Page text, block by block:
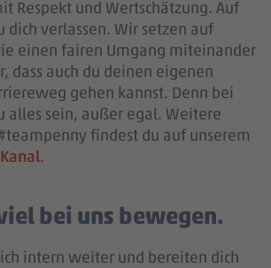
Respekt und Wertschätzung. Auf
dich verlassen. Wir setzen auf
einen fairen Umgang miteinander
dass auch du deinen eigenen
gehen kannst. Denn bei
alles sein, außer egal. Weitere
findest du auf unserem
.
bei uns bewegen.
intern weiter und bereiten dich